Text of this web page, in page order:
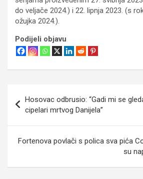
do veljače 2024.) i 22. lipnja 2023. (s
ožujka 2024.).
Podijeli objavu
objava
Hosovac odbrusio: “Gadi mi se
cipelari mrtvog Danijela”
Fortenova povlači s polica sva pića
su